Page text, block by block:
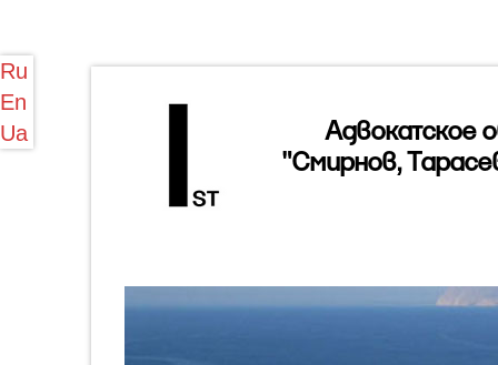
Ru
En
Ua
Адвокатское
"Смирнов,